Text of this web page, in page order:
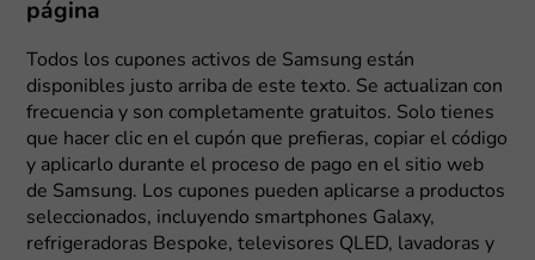
página
Todos los cupones activos de Samsung están
disponibles justo arriba de este texto. Se actualizan con
frecuencia y son completamente gratuitos. Solo tienes
que hacer clic en el cupón que prefieras, copiar el código
y aplicarlo durante el proceso de pago en el sitio web
de Samsung. Los cupones pueden aplicarse a productos
seleccionados, incluyendo smartphones Galaxy,
refrigeradoras Bespoke, televisores QLED, lavadoras y